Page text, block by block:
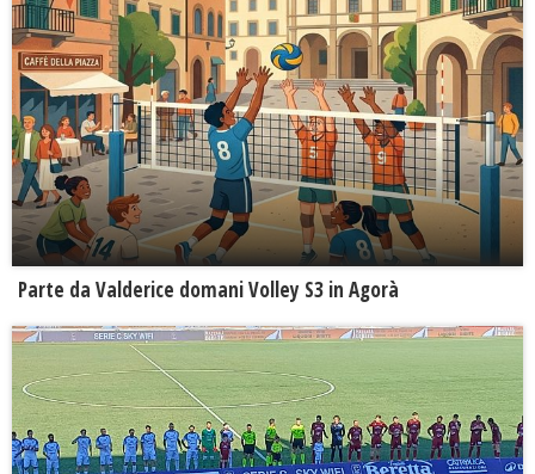
Parte da Valderice domani Volley S3 in Agorà